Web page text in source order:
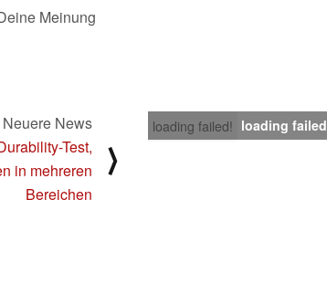
Meinung
loading failed! loading
Neuere News
Test,
in mehreren
Bereichen
⟩